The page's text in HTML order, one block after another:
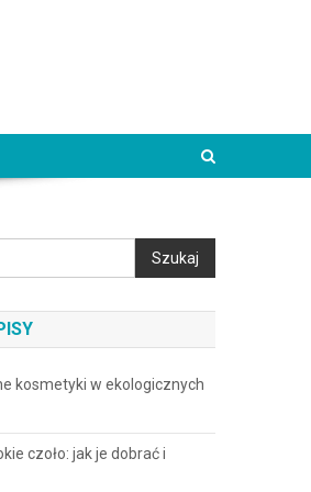
Szukaj
kosmetyki w ekologicznych
czoło: jak je dobrać i